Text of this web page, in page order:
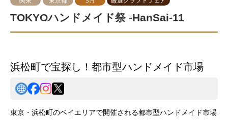
TOKYOハンドメイド祭 -HanSai-11
浜松町で宝探し！都市型ハンドメイド市場
東京・浜松町のベイエリアで開催される都市型ハンドメイド市場